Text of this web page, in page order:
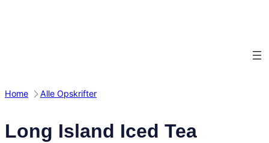
Home Alle Opskrifter
Long Island Iced Tea